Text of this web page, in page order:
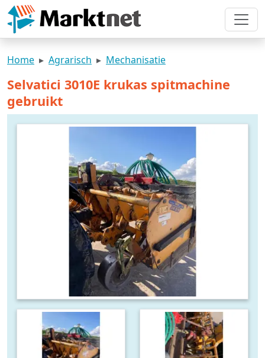
Home Agrarisch Mechanisatie
Selvatici 3010E krukas spitmachine
gebruikt